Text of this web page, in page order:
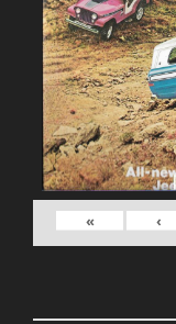
›
»